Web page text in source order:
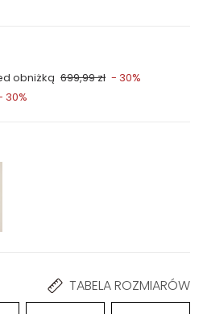
30%
obniżką 699,99 zł - 30%
TABELA ROZMIARÓW